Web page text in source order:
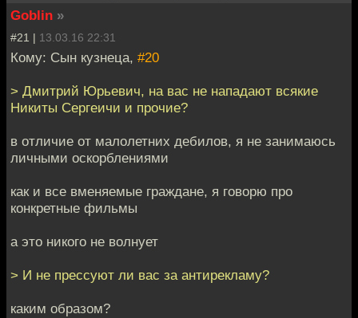
Goblin »
#21 | 13.03.16 22:31
Кому: Сын кузнеца, #20
> Дмитрий Юрьевич, на вас не нападают всякие
Никиты Сергеичи и прочие?
в отличие от малолетних дебилов, я не занимаюсь
личными оскорблениями
как и все вменяемые граждане, я говорю про
конкретные фильмы
а это никого не волнует
> И не прессуют ли вас за антирекламу?
каким образом?